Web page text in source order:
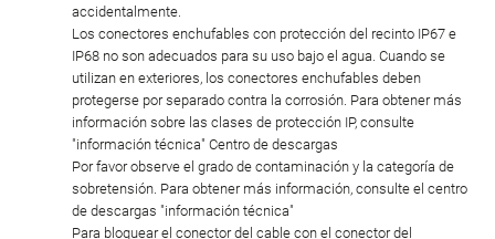
accidentalmente.
Los conectores enchufables con protección del recinto IP67 e
IP68 no son adecuados para su uso bajo el agua. Cuando se
utilizan en exteriores, los conectores enchufables deben
protegerse por separado contra la corrosión. Para obtener más
información sobre las clases de protección IP, consulte
"información técnica" Centro de descargas
Por favor observe el grado de contaminación y la categoría de
sobretensión. Para obtener más información, consulte el centro
de descargas "información técnica"
Para bloquear el conector del cable con el conector del